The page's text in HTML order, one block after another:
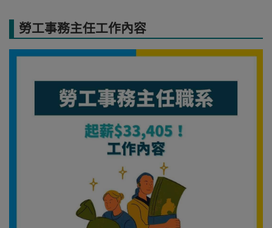
勞工事務主任工作內容